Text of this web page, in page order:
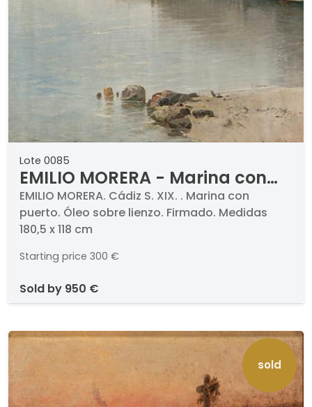
Lote 0085
EMILIO MORERA - Marina con
puerto
EMILIO MORERA. Cádiz S. XIX. . Marina con
puerto. Óleo sobre lienzo. Firmado. Medidas
180,5 x 118 cm
Starting price 300 €
sold by 950 €
sold